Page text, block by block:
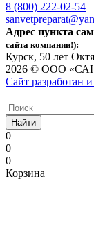
8 (800) 222-02-54
Адрес пункта
сайта компании!):
Курск, 50 лет
2026 © ООО
Сайт разработан
Найти
0
0
0
Корзина